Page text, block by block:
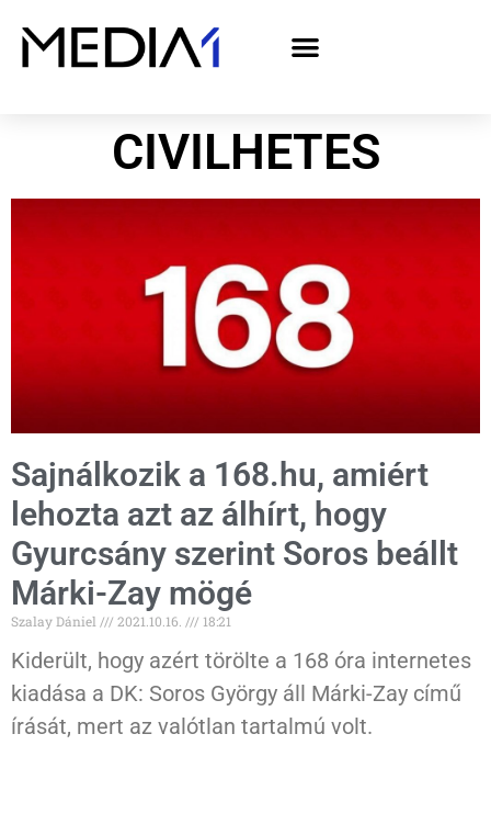
CIVILHETES
Sajnálkozik a 168.hu, amiért
lehozta azt az álhírt, hogy
Gyurcsány szerint Soros beállt
Márki-Zay mögé
Szalay Dániel 2021.10.16. 18:21
Kiderült, hogy azért törölte a 168 óra internetes
kiadása a DK: Soros György áll Márki-Zay című
írását, mert az valótlan tartalmú volt.